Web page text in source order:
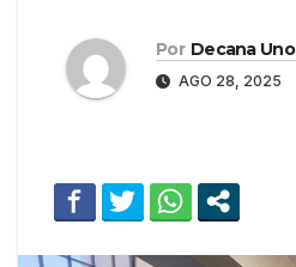
Por Decana Uno
AGO 28, 2025